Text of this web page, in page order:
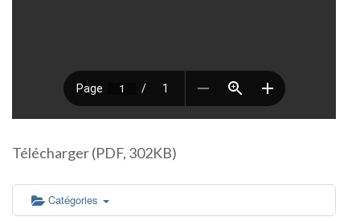
Télécharger (PDF, 302KB)
Catégories